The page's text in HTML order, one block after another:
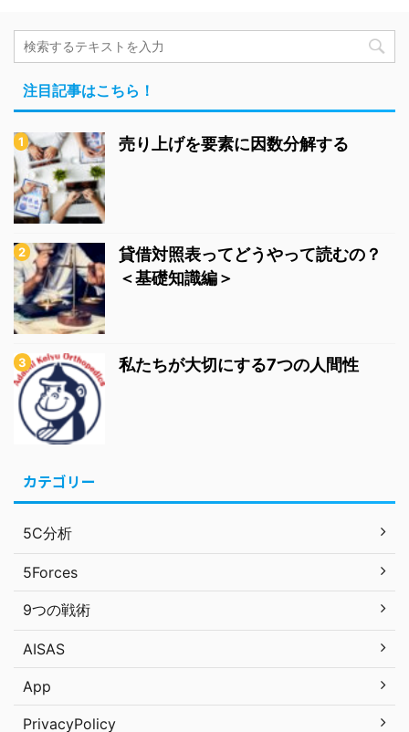
注目記事はこちら！
売り上げを要素に因数分解する
貸借対照表ってどうやって読むの？
＜基礎知識編＞
私たちが大切にする7つの人間性
カテゴリー
5C分析
5Forces
9つの戦術
AISAS
App
PrivacyPolicy